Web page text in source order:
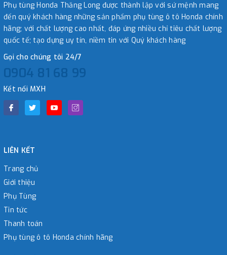
Phụ tùng Honda Thăng Long được thành lập với sứ mệnh mang
đến quý khách hàng những sản phẩm phụ tùng ô tô Honda chính
hãng; với chất lượng cao nhất, đáp ứng nhiều chỉ tiêu chất lượng
quốc tế; tạo dựng uy tín, niềm tin với Quý khách hàng
Gọi cho chúng tôi 24/7
0904 81 68 99
Kết nối MXH
LIÊN KẾT
Trang chủ
Giới thiệu
Phụ Tùng
Tin tức
Thanh toán
Phụ tùng ô tô Honda chính hãng